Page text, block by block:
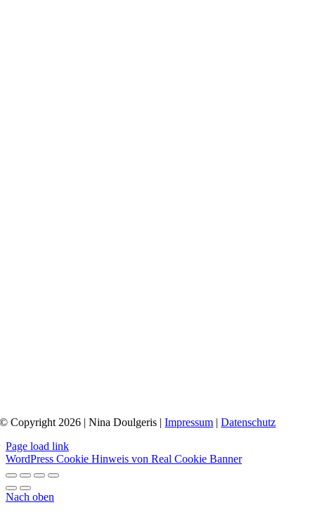
© Copyright 2026 | Nina Doulgeris |Impressum |Datenschutz
Page load link
WordPress Cookie Hinweis von Real Cookie Banner
Nach oben